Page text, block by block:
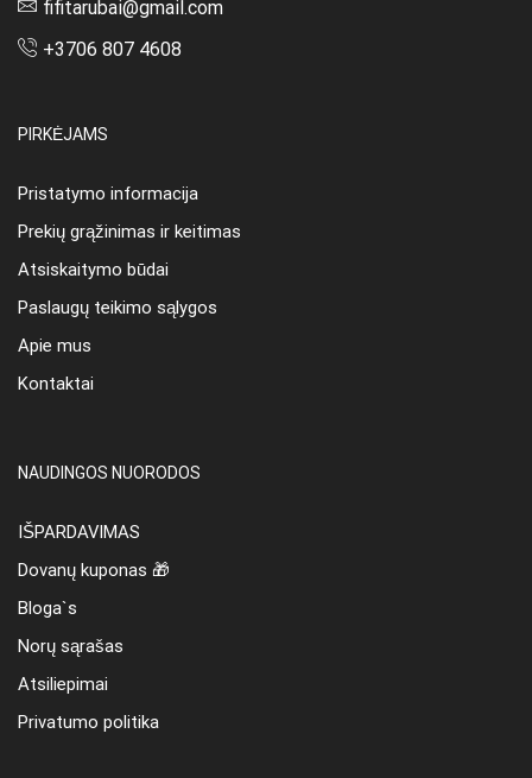
fifitarubai@gmail.com
+3706 807 4608
PIRKĖJAMS
Pristatymo informacija
Prekių grąžinimas ir keitimas
Atsiskaitymo būdai
Paslaugų teikimo sąlygos
Apie mus
Kontaktai
NAUDINGOS NUORODOS
IŠPARDAVIMAS
Dovanų kuponas 🎁
Bloga`s
Norų sąrašas
Atsiliepimai
Privatumo politika